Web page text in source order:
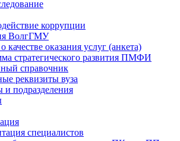
коррупции
ВолгГМУ
качестве оказания услуг (анкета)
стратегического развития ПМФИ
справочник
реквизиты вуза
и подразделения
специалистов